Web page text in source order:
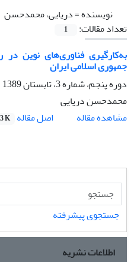
نویسنده =دریایی، محمدحسن
تعداد مقالات:
1
به‌کارگیری فناوری‌های نوین
جمهوری اسلامی ایران
دوره پنجم، شماره 3، تابستان 1389
محمدحسن دریایی
مشاهده مقاله
اصل مقاله K
جستجوی پیشرفته
اطلاعات نشریه